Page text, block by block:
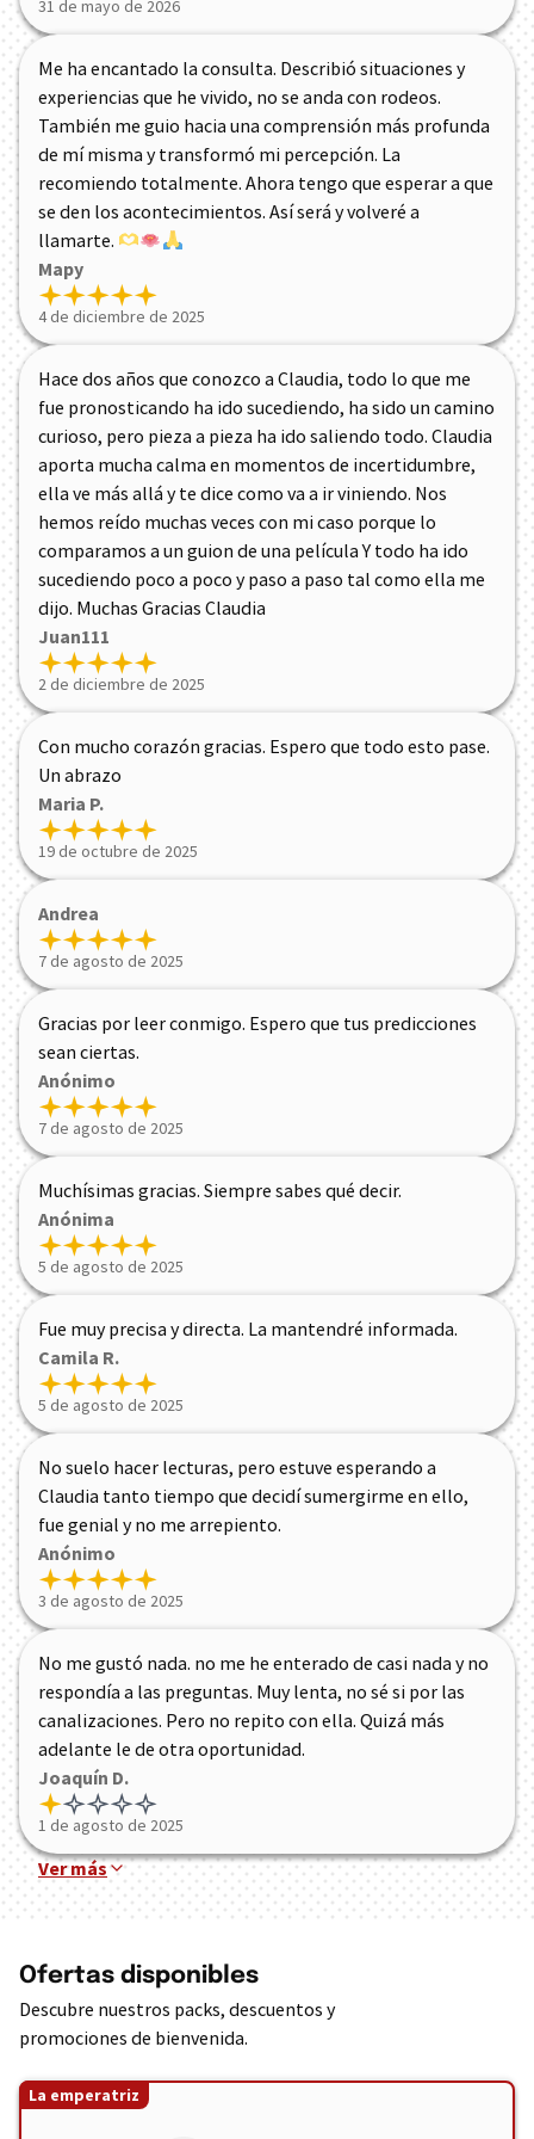
31 de mayo de 2026
Me ha encantado la consulta. Describió situaciones y
experiencias que he vivido, no se anda con rodeos.
También me guio hacia una comprensión más profunda
de mí misma y transformó mi percepción. La
recomiendo totalmente. Ahora tengo que esperar a que
se den los acontecimientos. Así será y volveré a
llamarte.
Mapy
4 de diciembre de 2025
Hace dos años que conozco a Claudia, todo lo que me
fue pronosticando ha ido sucediendo, ha sido un camino
curioso, pero pieza a pieza ha ido saliendo todo. Claudia
aporta mucha calma en momentos de incertidumbre,
ella ve más allá y te dice como va a ir viniendo. Nos
hemos reído muchas veces con mi caso porque lo
comparamos a un guion de una película Y todo ha ido
sucediendo poco a poco y paso a paso tal como ella me
dijo. Muchas Gracias Claudia
Juan111
2 de diciembre de 2025
Con mucho corazón gracias. Espero que todo esto pase.
Un abrazo
Maria P.
19 de octubre de 2025
Andrea
7 de agosto de 2025
Gracias por leer conmigo. Espero que tus predicciones
sean ciertas.
Anónimo
7 de agosto de 2025
Muchísimas gracias. Siempre sabes qué decir.
Anónima
5 de agosto de 2025
Fue muy precisa y directa. La mantendré informada.
Camila R.
5 de agosto de 2025
No suelo hacer lecturas, pero estuve esperando a
Claudia tanto tiempo que decidí sumergirme en ello,
fue genial y no me arrepiento.
Anónimo
3 de agosto de 2025
No me gustó nada. no me he enterado de casi nada y no
respondía a las preguntas. Muy lenta, no sé si por las
canalizaciones. Pero no repito con ella. Quizá más
adelante le de otra oportunidad.
Joaquín D.
1 de agosto de 2025
Ver más
Ofertas disponibles
Descubre nuestros packs, descuentos y
promociones de bienvenida.
La emperatriz